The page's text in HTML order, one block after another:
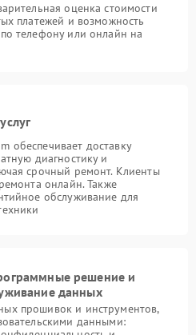
оценка стоимости
платежей и возможность
телефону или онлайн на
обеспечивает доставку
диагностику и
срочный ремонт. Клиенты
онлайн. Также
обслуживание для
решение и
данных
прошивок и инструментов,
данными: